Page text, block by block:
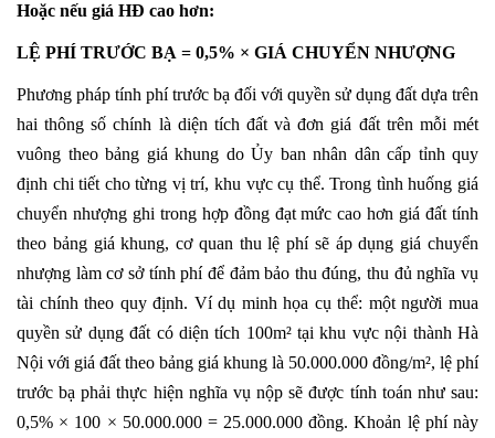
Hoặc nếu giá HĐ cao hơn:
LỆ PHÍ TRƯỚC BẠ = 0,5% × GIÁ CHUYỂN NHƯỢNG
Phương pháp tính phí trước bạ đối với quyền sử dụng đất dựa trên
hai thông số chính là diện tích đất và đơn giá đất trên mỗi mét
vuông theo bảng giá khung do Ủy ban nhân dân cấp tỉnh quy
định chi tiết cho từng vị trí, khu vực cụ thể. Trong tình huống giá
chuyển nhượng ghi trong hợp đồng đạt mức cao hơn giá đất tính
theo bảng giá khung, cơ quan thu lệ phí sẽ áp dụng giá chuyển
nhượng làm cơ sở tính phí để đảm bảo thu đúng, thu đủ nghĩa vụ
tài chính theo quy định. Ví dụ minh họa cụ thể: một người mua
quyền sử dụng đất có diện tích 100m² tại khu vực nội thành Hà
Nội với giá đất theo bảng giá khung là 50.000.000 đồng/m², lệ phí
trước bạ phải thực hiện nghĩa vụ nộp sẽ được tính toán như sau:
0,5% × 100 × 50.000.000 = 25.000.000 đồng. Khoản lệ phí này